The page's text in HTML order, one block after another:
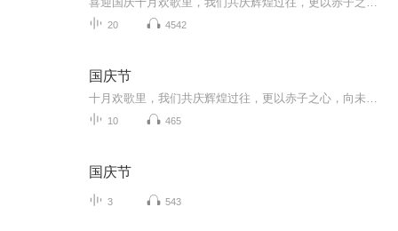
20 4542
国庆节
10 465
国庆节
3 543